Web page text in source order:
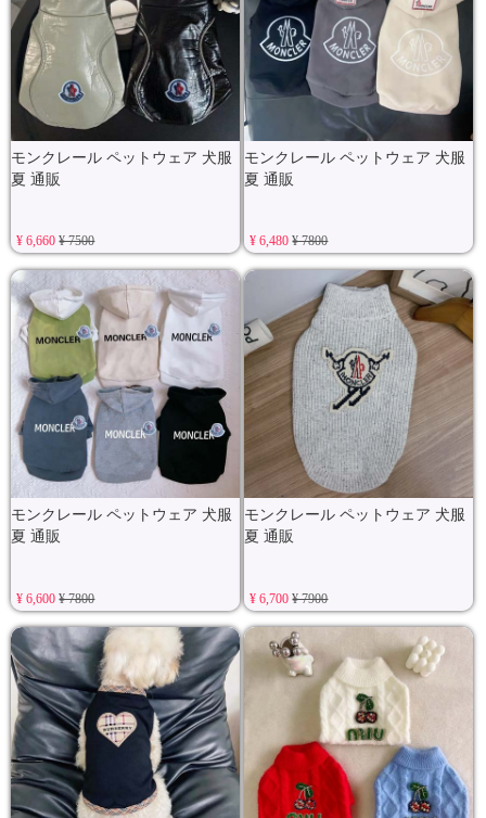
モンクレール ペットウェア 犬服
夏 通販
¥ 6,660¥ 7500
モンクレール ペットウェア 犬服
夏 通販
¥ 6,480¥ 7800
モンクレール ペットウェア 犬服
夏 通販
¥ 6,600¥ 7800
モンクレール ペットウェア 犬服
夏 通販
¥ 6,700¥ 7900